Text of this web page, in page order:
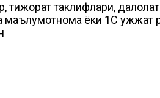
таклифлари,
ёки 1C ҳужжат